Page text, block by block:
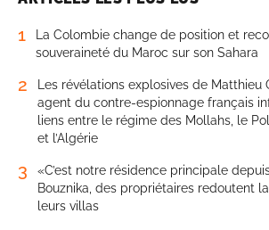
1
La Colombie change de position et
souveraineté du Maroc sur son Sahara
2
Les révélations explosives de Matthieu
agent du contre-espionnage français
liens entre le régime des Mollahs, le
et l’Algérie
3
«C’est notre résidence principale
Bouznika, des propriétaires redoutent
leurs villas